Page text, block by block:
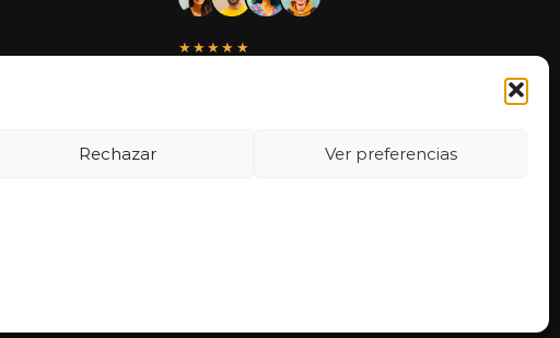
Rechazar Ver preferencias
★★★★★
entrega en un día. ¡Estoy muy
satisfecha con la atención al cliente y